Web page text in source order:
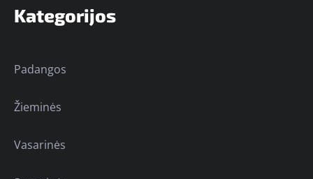
Kategorijos
Padangos
Žieminės
Vasarinės